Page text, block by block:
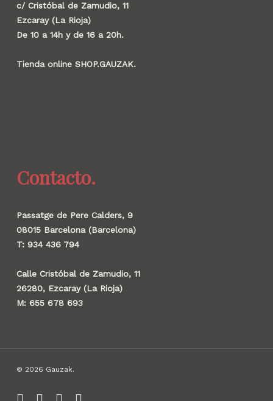
c/ Cristóbal de Zamudio, 11
Ezcaray (La Rioja)
De 10 a 14h y de 16 a 20h.
Tienda online SHOP.GAUZAK.
Contacto.
Passatge de Pere Calders, 9
08015 Barcelona (Barcelona)
T: 934 436 794
Calle Cristóbal de Zamudio, 11
26280, Ezcaray (La Rioja)
M: 655 678 693
© 2026 Gauzak.
linkedininstagrambehancewhatsapp